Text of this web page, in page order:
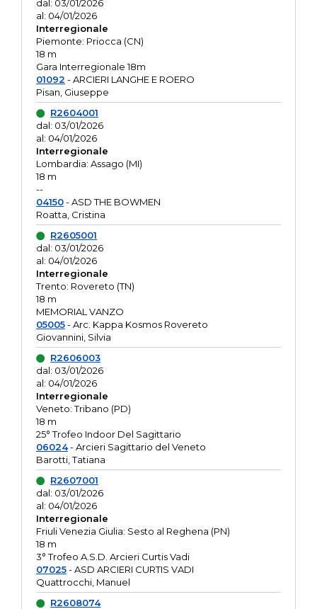
dal: 03/01/2026
al: 04/01/2026
Interregionale
Piemonte: Priocca (CN)
18 m
Gara Interregionale 18m
01092 - ARCIERI LANGHE E ROERO
Pisan, Giuseppe
R2604001
dal: 03/01/2026
al: 04/01/2026
Interregionale
Lombardia: Assago (MI)
18 m
--
04150- ASD THE BOWMEN
Roatta, Cristina
R2605001
dal: 03/01/2026
al: 04/01/2026
Interregionale
Trento: Rovereto (TN)
18 m
MEMORIAL VANZO
05005- Arc. Kappa Kosmos Rovereto
Giovannini, Silvia
R2606003
dal: 03/01/2026
al: 04/01/2026
Interregionale
Veneto: Tribano (PD)
18 m
25° Trofeo Indoor Del Sagittario
06024- Arcieri Sagittario del Veneto
Barotti, Tatiana
R2607001
dal: 03/01/2026
al: 04/01/2026
Interregionale
Friuli Venezia Giulia: Sesto al Reghena (PN)
18 m
3° Trofeo A.S.D. Arcieri Curtis Vadi
07025- ASD ARCIERI CURTIS VADI
Quattrocchi, Manuel
R2608074